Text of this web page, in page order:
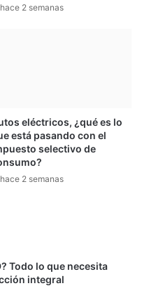
hace 2 semanas
eléctricos, ¿qué es lo
está pasando con el
selectivo de
hace 2 semanas
Todo lo que necesita
integral